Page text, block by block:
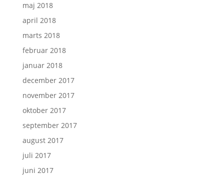
maj 2018
april 2018
marts 2018
februar 2018
januar 2018
december 2017
november 2017
oktober 2017
september 2017
august 2017
juli 2017
juni 2017